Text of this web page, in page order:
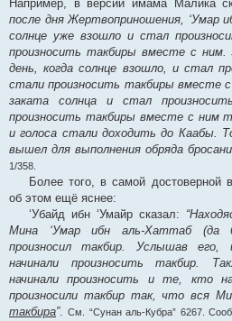
Например, в версии имама Малика
после дня Жертвоприношения, ‘Умар
солнце уже взошло и стал
произносить такбиры вместе с
день, когда солнце взошло, и стал
стали произносить такбиры вместе
заката солнца и стал
произносить такбиры вместе с ним
и голоса стали доходить до Каабы.
вышел для выполнения обряда
1/358.
Более того, в самой достоверной
об этом ещё яснее:
‘Убайд ибн ‘Умайр сказал:
Мина ‘Умар ибн аль-Хаттаб (да
произносил такбир. Услышав
начинали произносить такбир.
начинали произносить и те, кто
произносили такбир так, что вся
такбира”.См. “Сунан аль-Кубра” 6267.